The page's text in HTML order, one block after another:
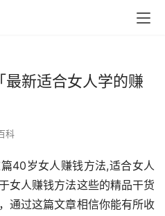
新适合女人学的赚
科
40岁女人赚钱方法,适合女人
女人赚钱方法这些的精品干货
通过这篇文章相信你能有所收